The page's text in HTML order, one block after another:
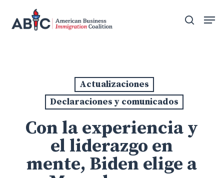
search
Actualizaciones
Declaraciones y comunicados
Con la experiencia y
el liderazgo en
mente, Biden elige a